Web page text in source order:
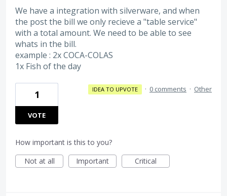
We have a integration with silverware, and when
the post the bill we only recieve a "table service"
with a total amount. We need to be able to see
whats in the bill.
example : 2x COCA-COLAS
1x Fish of the day
1
VOTE
IDEA TO UPVOTE · 0 comments · Other
How important is this to you?
Not at all
Important Critical